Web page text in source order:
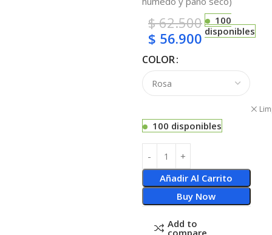
$62.500
$ 56.900
100
disponibles
COLOR
100 disponibles
Añadir Al Carrito
Buy Now
Add to
compare